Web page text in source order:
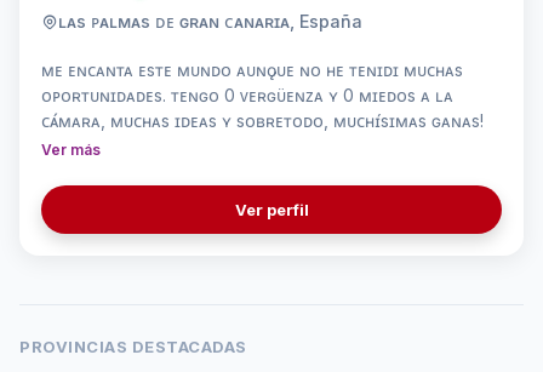
ʟᴀs ᴘᴀʟᴍᴀs ᴅᴇ ɢʀᴀɴ ᴄᴀɴᴀʀɪᴀ, España
ᴍᴇ ᴇɴᴄᴀɴᴛᴀ ᴇsᴛᴇ ᴍᴜɴᴅᴏ ᴀᴜɴǫᴜᴇ ɴᴏ ʜᴇ ᴛᴇɴɪᴅɪ ᴍᴜᴄʜᴀs
ᴏᴘᴏʀᴛᴜɴɪᴅᴀᴅᴇs. ᴛᴇɴɢᴏ 0 ᴠᴇʀɢᴜ̈ᴇɴᴢᴀ ʏ 0 ᴍɪᴇᴅᴏs ᴀ ʟᴀ
ᴄᴀ́ᴍᴀʀᴀ, ᴍᴜᴄʜᴀs ɪᴅᴇᴀs ʏ sᴏʙʀᴇᴛᴏᴅᴏ, ᴍᴜᴄʜɪ́sɪᴍᴀs ɢᴀɴᴀs!
Ver más
Ver perfil
PROVINCIAS DESTACADAS